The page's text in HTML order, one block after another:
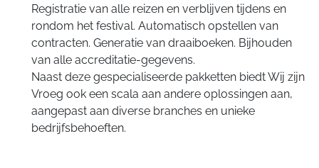
Registratie van alle reizen en verblijven tijdens en
rondom het festival. Automatisch opstellen van
contracten. Generatie van draaiboeken. Bijhouden
van alle accreditatie-gegevens.
Naast deze gespecialiseerde pakketten biedt Wij zijn
Vroeg ook een scala aan andere oplossingen aan,
aangepast aan diverse branches en unieke
bedrijfsbehoeften.